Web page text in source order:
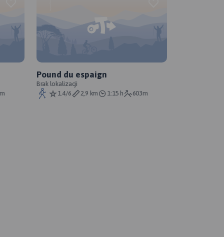
Pound du espaign
Brak lokalizacji
1.4/6
2,9 km 1:15 h 603m